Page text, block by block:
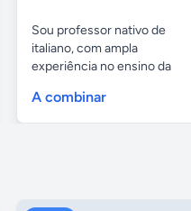
Sou professor nativo de
italiano, com ampla
experiência no ensino da
A combinar